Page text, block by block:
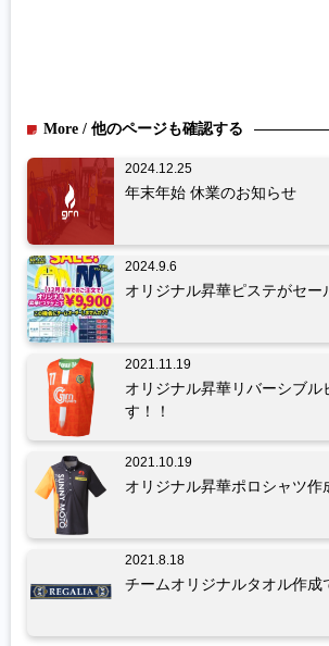
More / 他のページも確認する
2024.12.25
年末年始 休業のお知らせ
2024.9.6
オリジナル昇華ピステがセー
2021.11.19
オリジナル昇華リバーシブル
す！！
2021.10.19
オリジナル昇華ポロシャツ作
2021.8.18
チームオリジナルタオル作成